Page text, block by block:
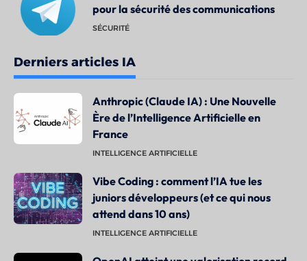
pour la sécurité des communications
SÉCURITÉ
Derniers articles IA
Anthropic (Claude IA) : Une Nouvelle
Ère de l’Intelligence Artificielle en
France
INTELLIGENCE ARTIFICIELLE
Vibe Coding : comment l’IA tue les
juniors développeurs (et ce qui nous
attend dans 10 ans)
INTELLIGENCE ARTIFICIELLE